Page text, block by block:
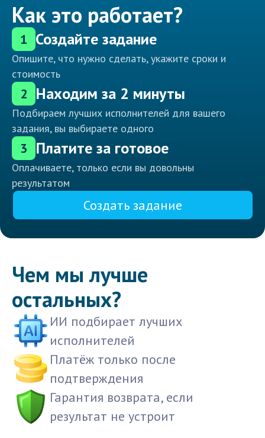
Как это работает?
1 Создайте задание
Опишите, что нужно сделать, укажите сроки и
стоимость
2 Находим за 2 минуты
Подбираем лучших исполнителей для вашего
задания, вы выбираете одного
3 Платите за готовое
Оплачиваете, только если вы довольны
результатом
Создать задание
Чем мы лучше
остальных?
ИИ подбирает лучших
исполнителей
Платёж только после
подтверждения
Гарантия возврата, если
результат не устроит